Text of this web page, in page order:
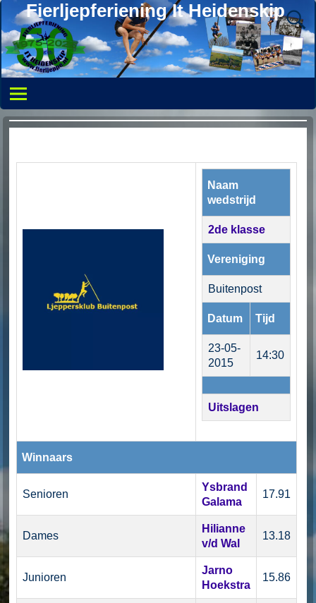
Fierljepferiening It Heidenskip
Naam
wedstrijd
2de klasse
Vereniging
Buitenpost
Datum Tijd
23-05-
2015
14:30
Uitslagen
Winnaars
Senioren
Ysbrand
Galama
17.91
Dames
Hilianne
v/d Wal
13.18
Junioren
Jarno
Hoekstra
15.86